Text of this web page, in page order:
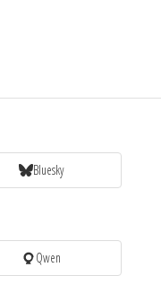
Bluesky
Qwen